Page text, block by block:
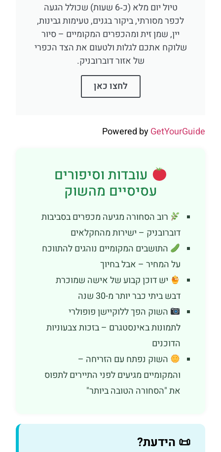
טיול יום מלא (כ‑6 שעות) שכולל הגעה
לכפר מסורתי, ביקור בגנים, טעימות גבינות,
יין, שמן זית ומהכפרים המקומיים – סיור
שלוקח אתכם לגלות ולטעום את הצד הכפרי
של אזור דוברובניק.
לחצו כאן
Powered by
עובדות וסיפורים
עסיסיים מהשוק
רוב הסחורה מגיעה מכפרים בסביבות
דוברובניק – ישירות מהחקלאים
התושבים המקומיים נוהגים להתווכח
על המחיר – אבל בחיוך
יש דוכן קבוע של אישה שמוכרת
דבש ביתי כבר יותר מ-30 שנה
השוק הפך ללוקיישן פופולרי
לתמונות באינסטגרם – בזכות צבעוניות
הדוכנים
השוק נפתח עם הזריחה –
והמקומיים מגיעים לפני התיירים לתפוס
את "הסחורה הטובה ביותר"
📜 הידעת?